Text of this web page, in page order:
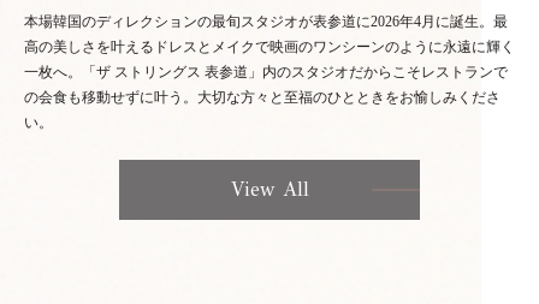
本場韓国のディレクションの最旬スタジオが表参道に2026年4月に誕生。最
高の美しさを叶えるドレスとメイクで映画のワンシーンのように永遠に輝く
一枚へ。「ザ ストリングス 表参道」内のスタジオだからこそレストランで
の会食も移動せずに叶う。大切な方々と至福のひとときをお愉しみくださ
い。
View All